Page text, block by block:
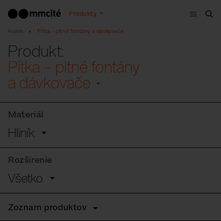
Produkty
Menu
Home Pítka – pitné fontány a dávkovače
Produkt:
Pítka – pitné fontány
a dávkovače
Materiál
Hliník
Rozšírenie
Všetko
Zoznam produktov